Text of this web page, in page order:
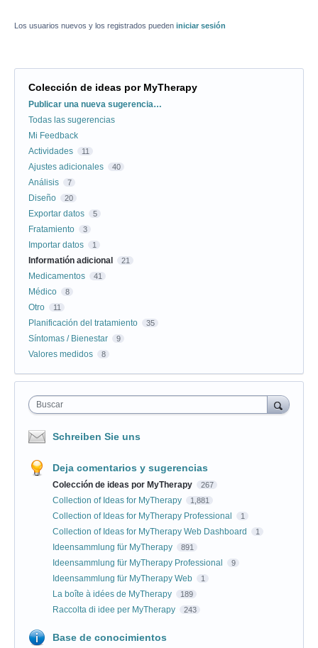
Los usuarios nuevos y los registrados pueden iniciar sesión
Colección de ideas por MyTherapy
Categorías
Publicar una nueva sugerencia…
Todas las sugerencias
Mi Feedback
Actividades
11
Ajustes adicionales 40
Análisis 7
Diseño 20
Exportar datos 5
Fratamiento 3
Importar datos 1
Informatión adicional 21
Medicamentos 41
Médico 8
Otro 11
Planificación del tratamiento 35
Síntomas / Bienestar 9
Valores medidos 8
Buscar
Schreiben Sie uns
Deja comentarios y sugerencias
Colección de ideas por MyTherapy 267
Collection of Ideas for MyTherapy 1,881
Collection of Ideas for MyTherapy Professional 1
Collection of Ideas for MyTherapy Web Dashboard 1
Ideensammlung für MyTherapy 891
Ideensammlung für MyTherapy Professional 9
Ideensammlung für MyTherapy Web 1
La boîte à idées de MyTherapy 189
Raccolta di idee per MyTherapy 243
Base de conocimientos